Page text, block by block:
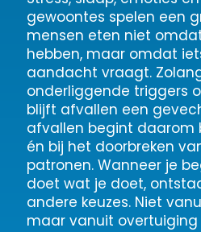
gewoontes spelen een
mensen eten niet
hebben, maar omdat
aandacht vraagt.
onderliggende triggers
blijft afvallen een
afvallen begint daarom
én bij het doorbreken
patronen. Wanneer je
doet wat je doet,
andere keuzes. Niet
maar vanuit overtuiging